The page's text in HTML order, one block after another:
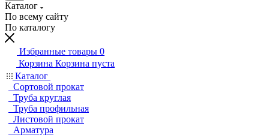
Каталог
По всему сайту
По каталогу
Избранные товары 0
Корзина Корзина пуста
Каталог
Сортовой прокат
Труба круглая
Труба профильная
Листовой прокат
Арматура